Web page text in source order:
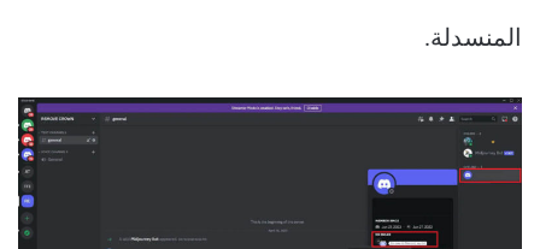
المنسدلة.